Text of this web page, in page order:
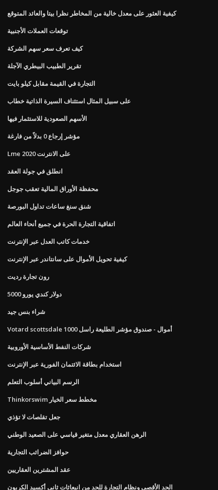
كيفية العثور على معدل خالية من المخاطر نظرا بيتا والعائد المتوقع
توقعات العملات الأجنبية
كيف تعرف سعر سهم الشركة
تقرير الطبيب البيطري الآجلة
التجارة في القيمة مقابل كيلو بايت
على سبيل المثال استئناف السيرة الذاتية خطاب
الأسهم الصعودية للاستثمار فيها
مؤشر إرجاع 0 بدلاً من فارغة
Lme على الانترنت 2020
انطلق في جولة العقد
محفظة الأوراق المالية تعقب جوجل
شنق سنغ ساعات تداول البورصة
اتفاقية التجارة الحرة في جميع أنحاء العالم
خدمات كاتب العدل عبر الإنترنت
كيفية تحويل الأموال على سانتاندر عبر الإنترنت
رون تجارة رديت
5000 دولار كندي يورو
شراء بنس جيد
Votard scottsdale أموال - صندوق مؤشر الطليعة راسل 1000
شركات النفط الأساسية الأوروبية
استخدام بطاقة الائتمان الفورية عبر الإنترنت
الرسم البياني أسلوب التعلم
Thinkorswim مخطط سعر الخيار
جعل تقلصات لا تؤذي
الرهن العقاري معدل متغير قياسي على الصعيد الوطني
حوافز الضرائب التجارية
عقد المشترين العقاريين
الحد الأقصى ونظام التجارة للحد من انبعاثات ثاني أكسيد الكربون